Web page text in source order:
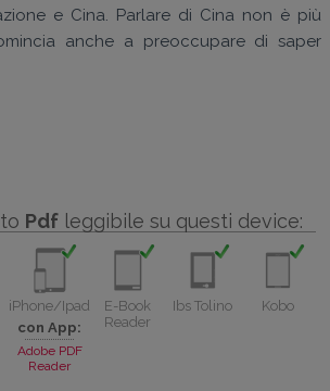
e Cina. Parlare di Cina non è più
anche a preoccupare di saper
Pdf leggibile su questi device:
iPhone/Ipad
con App:
Adobe PDF
Reader
E-Book
Reader
Ibs Tolino Kobo